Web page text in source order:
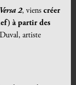
2, viens créer
à partir des
artiste